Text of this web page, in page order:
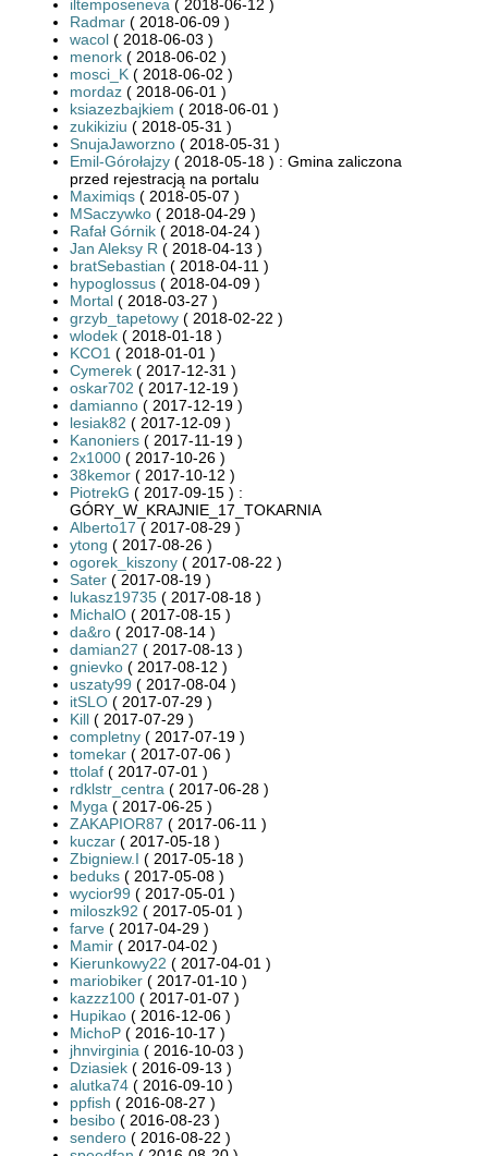
iltemposeneva ( 2018-06-12 )
Radmar ( 2018-06-09 )
wacol ( 2018-06-03 )
menork ( 2018-06-02 )
mosci_K ( 2018-06-02 )
mordaz ( 2018-06-01 )
ksiazezbajkiem ( 2018-06-01 )
zukikiziu ( 2018-05-31 )
SnujaJaworzno ( 2018-05-31 )
Emil-Górołajzy ( 2018-05-18 ) : Gmina zaliczona
przed rejestracją na portalu
Maximiqs ( 2018-05-07 )
MSaczywko ( 2018-04-29 )
Rafał Górnik ( 2018-04-24 )
Jan Aleksy R ( 2018-04-13 )
bratSebastian ( 2018-04-11 )
hypoglossus ( 2018-04-09 )
Mortal ( 2018-03-27 )
grzyb_tapetowy ( 2018-02-22 )
wlodek ( 2018-01-18 )
KCO1 ( 2018-01-01 )
Cymerek ( 2017-12-31 )
oskar702 ( 2017-12-19 )
damianno ( 2017-12-19 )
lesiak82 ( 2017-12-09 )
Kanoniers ( 2017-11-19 )
2x1000 ( 2017-10-26 )
38kemor ( 2017-10-12 )
PiotrekG ( 2017-09-15 ) :
GÓRY_W_KRAJNIE_17_TOKARNIA
Alberto17 ( 2017-08-29 )
ytong ( 2017-08-26 )
ogorek_kiszony ( 2017-08-22 )
Sater ( 2017-08-19 )
lukasz19735 ( 2017-08-18 )
MichalO ( 2017-08-15 )
da&ro ( 2017-08-14 )
damian27 ( 2017-08-13 )
gnievko ( 2017-08-12 )
uszaty99 ( 2017-08-04 )
itSLO ( 2017-07-29 )
Kill ( 2017-07-29 )
completny ( 2017-07-19 )
tomekar ( 2017-07-06 )
ttolaf ( 2017-07-01 )
rdklstr_centra ( 2017-06-28 )
Myga ( 2017-06-25 )
ZAKAPIOR87 ( 2017-06-11 )
kuczar ( 2017-05-18 )
Zbigniew.I ( 2017-05-18 )
beduks ( 2017-05-08 )
wycior99 ( 2017-05-01 )
miloszk92 ( 2017-05-01 )
farve ( 2017-04-29 )
Mamir ( 2017-04-02 )
Kierunkowy22 ( 2017-04-01 )
mariobiker ( 2017-01-10 )
kazzz100 ( 2017-01-07 )
Hupikao ( 2016-12-06 )
MichoP ( 2016-10-17 )
jhnvirginia ( 2016-10-03 )
Dziasiek ( 2016-09-13 )
alutka74 ( 2016-09-10 )
ppfish ( 2016-08-27 )
besibo ( 2016-08-23 )
sendero ( 2016-08-22 )